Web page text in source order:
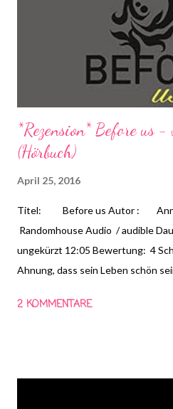
*Rezension* Before us -
(Hörbuch)
April 25, 2016
Titel: Before us Autor : Anna
Randomhouse Audio / audible
ungekürzt 12:05 Bewertung: 4
Ahnung, dass sein Leben schön
alles egal, auch sein eigenes
2 KOMMENTARE